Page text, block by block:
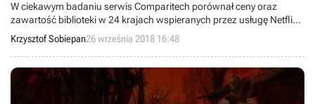
W ciekawym badaniu serwis Comparitech porównał ceny oraz
zawartość biblioteki w 24 krajach wspieranych przez usługę Netflix.
34 złote za podstawową subskrypcję daje w naszym kraju dostęp do
nadzwyczaj małej liczby filmów i seriali. Polska znajduje się też na
szarym końcu listy opłacalności.
Krzysztof Sobiepan26 września 2018 16:48